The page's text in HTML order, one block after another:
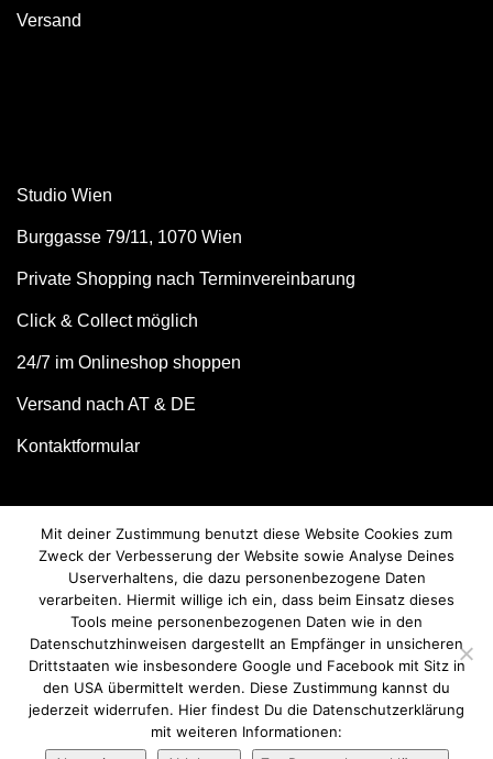
Versand
Studio Wien
Burggasse 79/11, 1070 Wien
Private Shopping nach Terminvereinbarung
Click & Collect möglich
24/7 im Onlineshop shoppen
Versand nach AT & DE
Kontaktformular
© we love handmade 2026. All rights reserved.
Mit deiner Zustimmung benutzt diese Website Cookies zum
Zweck der Verbesserung der Website sowie Analyse Deines
Userverhaltens, die dazu personenbezogene Daten
verarbeiten. Hiermit willige ich ein, dass beim Einsatz dieses
Tools meine personenbezogenen Daten wie in den
Datenschutzhinweisen dargestellt an Empfänger in unsicheren
Drittstaaten wie insbesondere Google und Facebook mit Sitz in
den USA übermittelt werden. Diese Zustimmung kannst du
jederzeit widerrufen. Hier findest Du die Datenschutzerklärung
mit weiteren Informationen: